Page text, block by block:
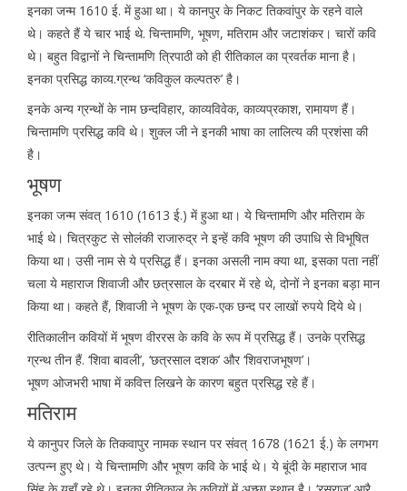
इनका जन्म 1610 ई. में हुआ था। ये कानपुर के निकट तिकवांपुर के रहने वाले
थे। कहते हैं ये चार भाई थे. चिन्तामणि, भूषण, मतिराम और जटाशंकर। चारों कवि
थे। बहुत विद्वानों ने चिन्तामणि त्रिपाठी को ही रीतिकाल का प्रवर्तक माना है।
इनका प्रसिद्ध काव्य.ग्रन्थ ‘कविकुल कल्पतरु’ है।
इनके अन्य ग्रन्थों के नाम छन्दविहार, काव्यविवेक, काव्यप्रकाश, रामायण हैं।
चिन्तामणि प्रसिद्ध कवि थे। शुक्ल जी ने इनकी भाषा का लालित्य की प्रशंसा की
है।
भूषण
इनका जन्म संवत् 1610 (1613 ई.) में हुआ था। ये चिन्तामणि और मतिराम के
भाई थे। चित्रकुट से सोलंकी राजारुद्र ने इन्हें कवि भूषण की उपाधि से विभूषित
किया था। उसी नाम से ये प्रसिद्ध हैं। इनका असली नाम क्या था, इसका पता नहीं
चला ये महाराज शिवाजी और छत्रसाल के दरबार में रहे थे, दोनों ने इनका बड़ा मान
किया था। कहते हैं, शिवाजी ने भूषण के एक-एक छन्द पर लाखों रुपये दिये थे।
रीतिकालीन कवियों में भूषण वीररस के कवि के रूप में प्रसिद्ध हैं। उनके प्रसिद्ध
ग्रन्थ तीन हैं. ‘शिवा बावली’, ‘छत्रसाल दशक’ और ‘शिवराजभूषण’।
भूषण ओजभरी भाषा में कवित्त लिखने के कारण बहुत प्रसिद्ध रहे हैं।
मतिराम
ये कानुपर जिले के तिकवापुर नामक स्थान पर संवत् 1678 (1621 ई.) के लगभग
उत्पन्न हुए थे। ये चिन्तामणि और भूषण कवि के भाई थे। ये बूंदी के महाराज भाव